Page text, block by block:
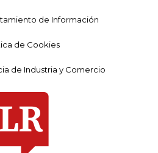
de Información
de Cookies
de Industria y Comercio